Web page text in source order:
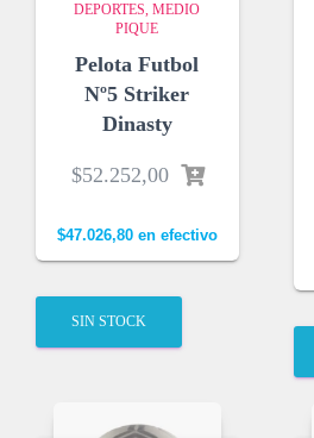
DEPORTES MEDIO
PIQUE
Pelota Futbol
Nº5 Striker
Dinasty
$52.252,00
$47.026,80en efectivo
SIN STOCK